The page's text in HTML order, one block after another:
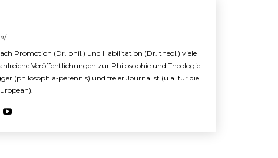
Promotion (Dr. phil.) und Habilitation (Dr. theol.) viele
Veröffentlichungen zur Philosophie und Theologie
(philosophia-perennis) und freier Journalist (u.a. für die